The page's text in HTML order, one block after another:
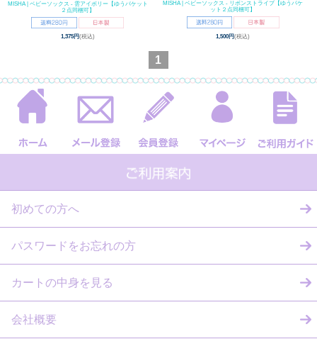
MISHA | ベビーソックス - 雲アイボリー【ゆうパケット
２点同梱可】
1,375円(税込)
MISHA | ベビーソックス - リボンストライプ【ゆうパケ
ット２点同梱可】
1,500円(税込)
1
初めての方へ
パスワードをお忘れの方
カートの中身を見る
会社概要